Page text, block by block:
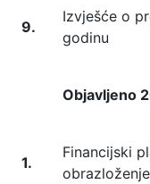
9.
Izvješće o
godinu
Objavljeno
1.
Financijski